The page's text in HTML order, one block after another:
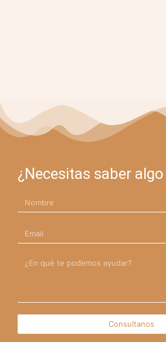
¿Necesitas saber
Nombre
Email
mensaje
Consultanos